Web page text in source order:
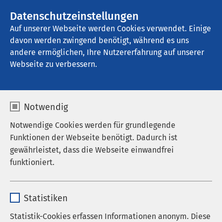
Datenschutzeinstellungen
Auf unserer Webseite werden Cookies verwendet. Einige
davon werden zwingend benötigt, während es uns
andere ermöglichen, Ihre Nutzererfahrung auf unserer
Webseite zu verbessern.
Notwendig
Notwendige Cookies werden für grundlegende
Funktionen der Webseite benötigt. Dadurch ist
gewährleistet, dass die Webseite einwandfrei
funktioniert.
Anbieter sgalinski
Statistiken
Statistik-Cookies erfassen Informationen anonym. Diese
Startseite der AMEOS Gruppe
Aktuelles
Unternehmensblog